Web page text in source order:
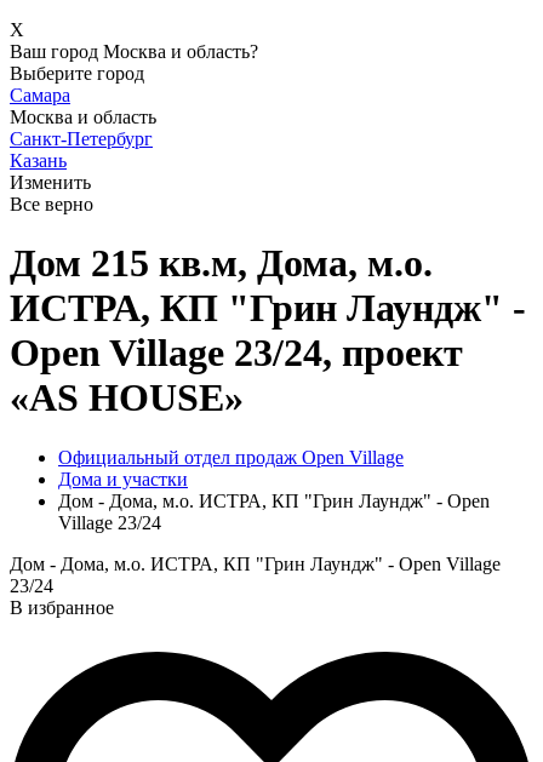
X
Ваш город Москва и область?
Выберите город
Самара
Москва и область
Санкт-Петербург
Казань
Изменить
Все верно
Дом 215 кв.м, Дома, м.о.
ИСТРА, КП "Грин Лаундж" -
Open Village 23/24, проект
«AS HOUSE»
Официальный отдел продаж Open Village
Дома и участки
Дом - Дома, м.о. ИСТРА, КП "Грин Лаундж" - Open
Village 23/24
Дом - Дома, м.о. ИСТРА, КП "Грин Лаундж" - Open Village
23/24
В избранное